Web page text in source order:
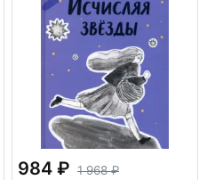
984
1 968